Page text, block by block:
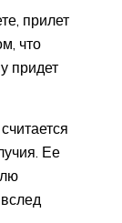
прилет
что
придет
Ее